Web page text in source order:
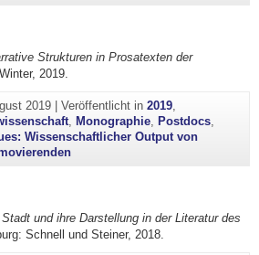
Strukturen in Prosatexten der
2019.
2019| Veröffentlicht in 2019,
, Monographie, Postdocs,
Wissenschaftlicher Output von
und ihre Darstellung in der Literatur des
Schnell und Steiner, 2018.